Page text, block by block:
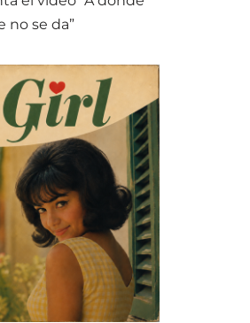
no se da”